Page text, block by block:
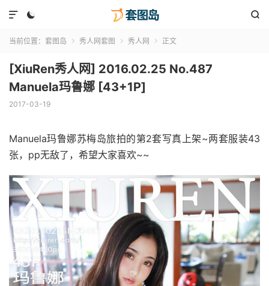
 

当前位置： 套图岛  秀人网套图  秀人网  正文
[XiuRen秀人网] 2016.02.25 No.487
Manuela玛鲁娜 [43+1P]
2017-03-19
Manuela玛鲁娜苏梅岛旅拍的第2套写真上架~两套服装43
张，pp无敌了，希望大家喜欢~~